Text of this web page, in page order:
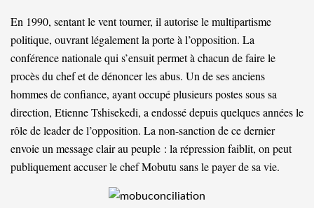
En 1990, sentant le vent tourner, il autorise le multipartisme
politique, ouvrant légalement la porte à l’opposition. La
conférence nationale qui s’ensuit permet à chacun de faire le
procès du chef et de dénoncer les abus. Un de ses anciens
hommes de confiance, ayant occupé plusieurs postes sous sa
direction, Etienne Tshisekedi, a endossé depuis quelques années le
rôle de leader de l’opposition. La non-sanction de ce dernier
envoie un message clair au peuple : la répression faiblit, on peut
publiquement accuser le chef Mobutu sans le payer de sa vie.